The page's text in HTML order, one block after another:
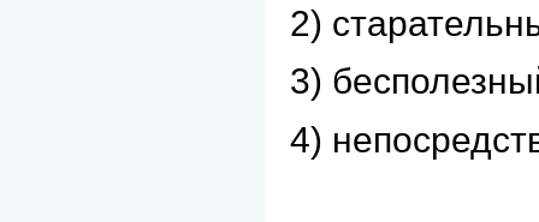
2)
3)
4)